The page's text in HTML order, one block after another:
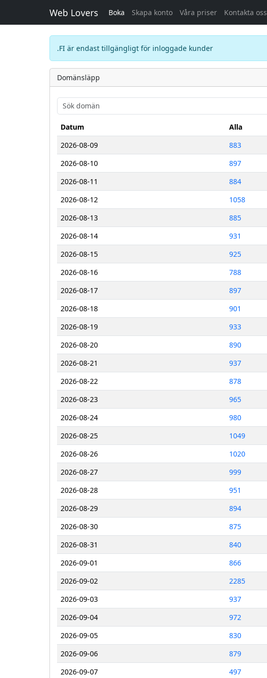
Web Lovers Boka Skapa konto Våra priser Kontakta oss
.FI är endast tillgängligt för inloggade kunder
Domänsläpp
Datum Alla
2026-08-09
883
2026-08-10
897
2026-08-11
884
2026-08-12
1058
2026-08-13
885
2026-08-14
931
2026-08-15
925
2026-08-16
788
2026-08-17
897
2026-08-18
901
2026-08-19
933
2026-08-20
890
2026-08-21
937
2026-08-22
878
2026-08-23
965
2026-08-24
980
2026-08-25
1049
2026-08-26
1020
2026-08-27
999
2026-08-28
951
2026-08-29
894
2026-08-30
875
2026-08-31
840
2026-09-01
866
2026-09-02
2285
2026-09-03
937
2026-09-04
972
2026-09-05
830
2026-09-06
879
2026-09-07
497